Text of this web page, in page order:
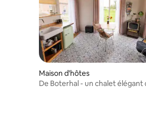
Maison d'hôtes
De Boterhal - un chalet élégant